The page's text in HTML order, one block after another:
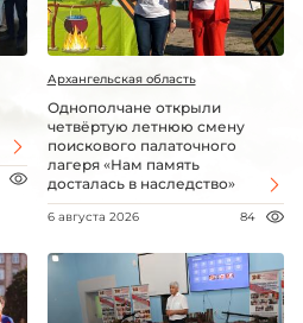
Архангельская область
Однополчане открыли
четвёртую летнюю смену
поискового палаточного
лагеря «Нам память
досталась в наследство»
6 августа 2026 84